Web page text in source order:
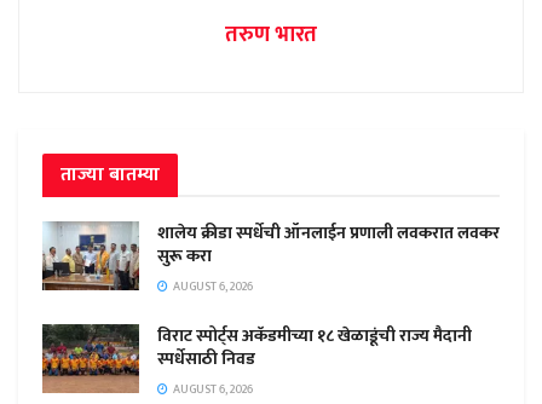
तरुण भारत
ताज्या बातम्या
शालेय क्रीडा स्पर्धेची ऑनलाईन प्रणाली लवकरात लवकर
सुरू करा
AUGUST 6, 2026
विराट स्पोर्ट्स अकॅडमीच्या १८ खेळाडूंची राज्य मैदानी
स्पर्धेसाठी निवड
AUGUST 6, 2026